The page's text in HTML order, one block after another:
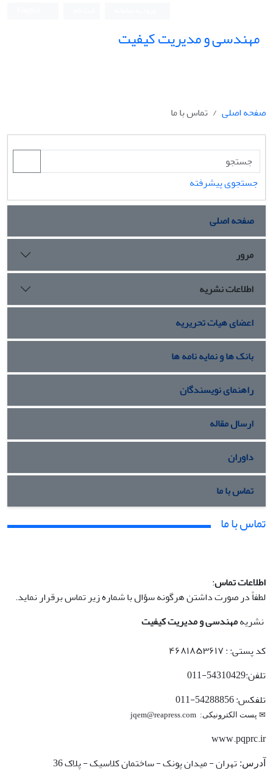
مهندسی و مدیریت کیفیت
صفحه اصلی تماس با ما
جستجوی پیشرفته
صفحه اصلی
مرور
اطلاعات نشریه
اعضای هیات تحریریه
بانک ها و نمایه نامه ها
راهنمای نویسندگان
ارسال مقاله
داوران
تماس با ما
تماس با ما
اطلاعات تماس:
لطفاً در صورت داشتن هرگونه سؤال با شماره زیر تماس برقرار نماید.
نشریهمهندسی و مدیریت کیفیت
کد پستی: :۴۶۸۱۸۵۳۶۱۷
تلفن:54310429
-
011
تلفکس: 54288856
-
011
✉ پست الکترونیکی: jqem@reapress.com
www.pqprc.ir
آدرس: تهران - میدان پونک - ساختمان کلاسیک - پلاک 36